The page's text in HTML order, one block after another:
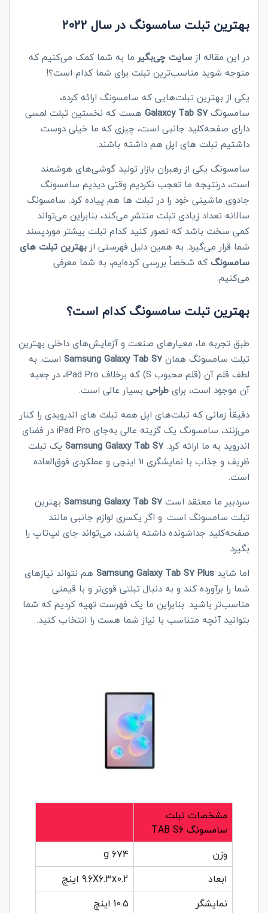
بهترین تبلت‌ سامسونگ در سال 2022
در این مقاله از سایت چی‌بگیر ما به شما کمک می‌کنیم که
متوجه شوید مناسب‌ترین تبلت برای شما کدام است؟!
یکی از بهترین تبلت‌‌هایی که سامسونگ ارائه کرده،
سامسونگ
Galaxcy Tab S7
هست که نخستین تبلت لمسی
دارای صفحه‌کلید جانبی است، چیزی که ما خیلی دوست
داشتیم تبلت‌ های اپل هم داشته باشند.
سامسونگ یکی از رهبران بازار تولید گوشی‌های هوشمند
است، درنتیجه ما تعجب نکردیم وقتی دیدیم سامسونگ
جادوی ماشینی خود را در تبلت‌ ها هم پیاده کرد. سامسونگ
سالانه تعداد زیادی تبلت منتشر می‌کند، بنابراین می‌تواند
کمی سخت باشد که تصور کنید کدام تبلت بیشتر موردپسند
شما قرار می‌گیرد. به همین دلیل فهرستی از بهترین تبلت‌ های
سامسونگکه شخصاً بررسی کرده‌ایم، به شما معرفی
می‌کنیم.
بهترین تبلت سامسونگ کدام است؟
طبق تجربه ما، معیارهای صنعت و آزمایش‌های داخلی بهترین
تبلت سامسونگ همان
Samsung Galaxy Tab S7
است. به
لطف قلم آن (قلم محبوب S) که برخلاف iPad Pro، در جعبه
آن موجود است، برایطراحی بسیار عالی است.
دقیقاً زمانی که تبلت‌های اپل همه تبلت‌ های اندرویدی را کنار
می‌زنند، سامسونگ یک گزینه عالی به‌جای iPad Proدر فضای
اندروید به ما ارائه کرد.Samsung Galaxy Tab S7 یک تبلت
ظریف و جذاب با نمایشگری 11 اینچی و عملکردی فوق‌العاده
است.
سردبیر ما معتقد است
Samsung Galaxy Tab S7 بهترین
تبلت سامسونگ است. و اگر یکسری لوازم جانبی مانند
صفحه‌کلید جداشونده داشته باشند، می‌تواند جای لپ‌تاپ را
بگیرد.
اما شاید Samsung Galaxy Tab S7 Plus هم نتواند نیازهای
شما را برآورده کند و به دنبال تبلتی قوی‌تر و با قیمتی
مناسب‌تر باشید. بنابراین ما یک فهرست تهیه کردیم که شما
بتوانید آنچه متناسب با نیاز شما هست را انتخاب کنید.
مشخصات تبلت
سامسونگ TAB S6
وزن
674 g
ابعاد
9.6X6.3x0.2 اینچ
نمایشگر
10.5 اینچ